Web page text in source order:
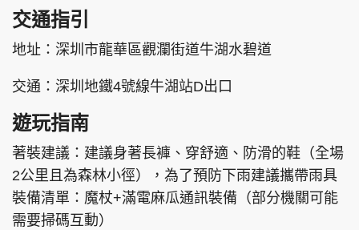
交通指引
地址：深圳市龍華區觀瀾街道牛湖水碧道
交通：深圳地鐵4號線牛湖站D出口
遊玩指南
著裝建議：建議身著長褲、穿舒適、防滑的鞋（全場
2公里且為森林小徑），為了預防下雨建議攜帶雨具
裝備清單：魔杖+滿電麻瓜通訊裝備（部分機關可能
需要掃碼互動）